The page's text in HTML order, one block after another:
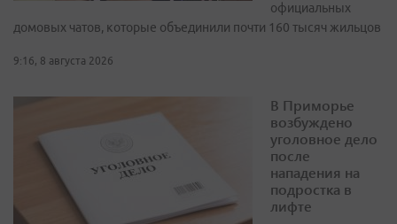
официальных
домовых чатов, которые объединили почти 160 тысяч жильцов
9:16, 8 августа 2026
В Приморье
возбуждено
уголовное дело
после
нападения на
подростка в
лифте